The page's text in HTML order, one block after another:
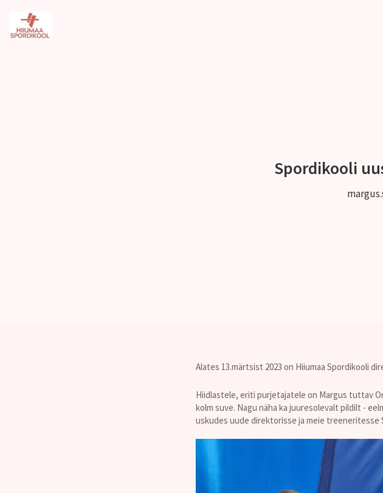
Spordikooli
Alates 13.märtsist 2023 on Hiiumaa Spordikooli
Hiidlastele, eriti purjetajatele on Margus tuttav
kolm suve. Nagu näha ka juuresolevalt pildilt -
uskudes uude direktorisse ja meie treeneritesse